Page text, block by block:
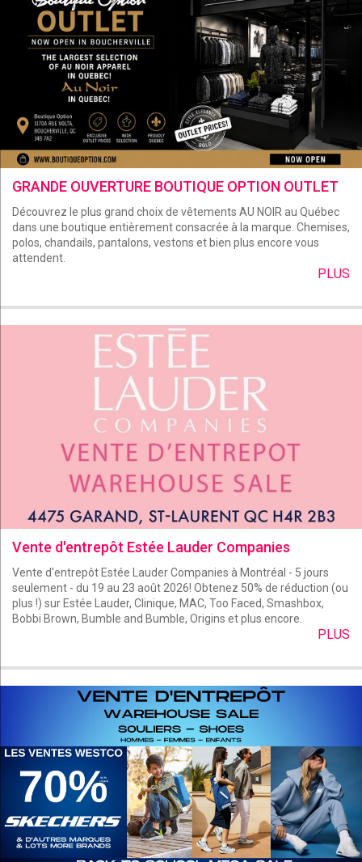
GRANDE OUVERTURE BOUTIQUE OPTION OUTLET
Découvrez le plus grand choix de vêtements AU NOIR au Québec
dans une boutique entièrement consacrée à la marque. Chemises,
polos, chandails, pantalons, vestons et bien plus encore vous
attendent.
PLUS
Vente d'entrepôt Estée Lauder Companies
Vente d'entrepôt Estée Lauder Companies à Montréal - 5 jours
seulement - du 19 au 23 août 2026! Obtenez 50% de réduction (ou
plus !) sur Estée Lauder, Clinique, MAC, Too Faced, Smashbox,
Bobbi Brown, Bumble and Bumble, Origins et plus encore.
PLUS